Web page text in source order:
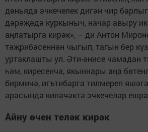
дөньяда эчкечелек дигән чир
дәрәҗәдә куркыныч, начар авыру
аңлатырга кирәк», – ди Антон
тәҗрибәсеннән чыгып, тагын бер
уртаклашты ул. Әти-әнисе чамадан
һәм, киресенчә, якыннары аңа
бирмичә, игътибарга тилмереп
арасында киләчәктә эчкечеләр
Айну өчен теләк кирәк